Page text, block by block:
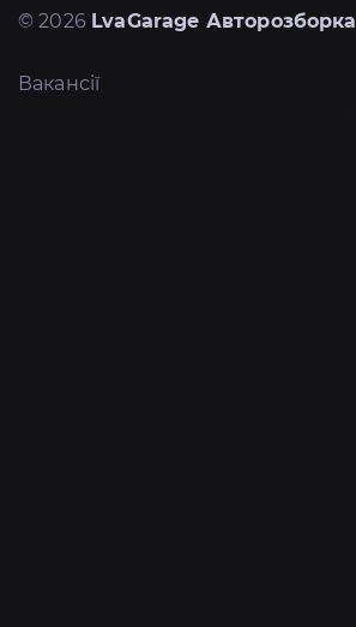
© 2026 LvaGarage Авторозборка
Вакансії